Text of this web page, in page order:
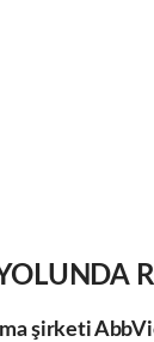
şirketi